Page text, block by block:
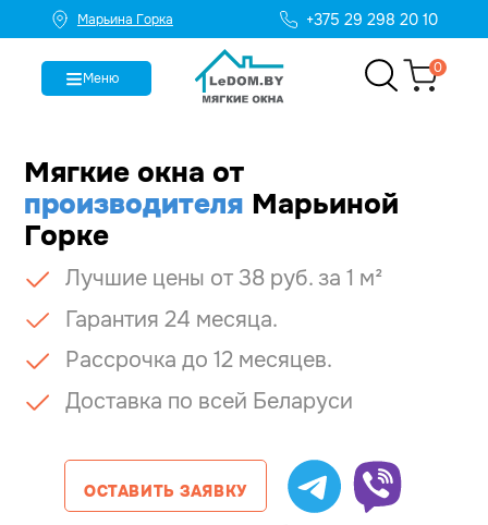
Марьина Горка +375 29 298 20 10
Меню
0
Мягкие окна от
производителя Марьиной
Горке
Лучшие цены от 38 руб. за 1 м²
Гарантия 24 месяца.
Рассрочка до 12 месяцев.
Доставка по всей Беларуси
ОСТАВИТЬ ЗАЯВКУ